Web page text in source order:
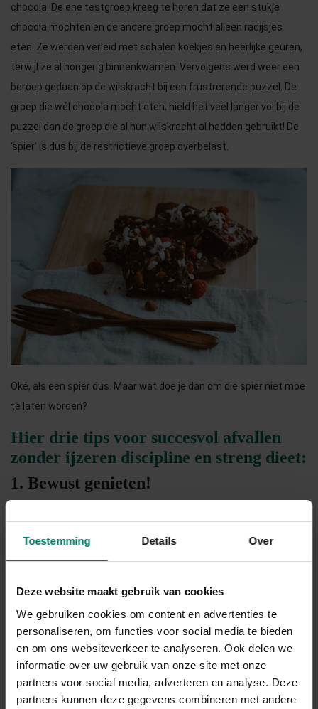
Toestemming Details Over
Deze website maakt gebruik van cookies
We gebruiken cookies om content en advertenties te
personaliseren, om functies voor social media te bieden
en om ons websiteverkeer te analyseren. Ook delen we
informatie over uw gebruik van onze site met onze
partners voor social media, adverteren en analyse. Deze
partners kunnen deze gegevens combineren met andere
chocola. De ene testgroep kreeg te horen dat ze een stukje
chocola mochten en de andere groep mocht alleen radijsjes
eten. Ze werden verleid met schalen koekjes en heerlijke geuren,
terwijl ze al hongerig binnenkwamen. Vervolgens werd weer een
beroep gedaan op de wilskracht bij een frustrerende puzzel. De
groep die wél chocola mocht eten, hield het veel langer vol bij de
puzzel dan de groep die al hun wilskracht al hadden gebruikt! De
‘spier’ is dus bij de restrictieve groep overbelast.
Oké, als een spier dus. Maar wat doe je dan om die spier niet moe
te laten worden?
Hier drie tips voor succesvol afvallen
zonder ijzeren discipline en streng dieet:
1. Bewust genieten!
slim gebruik maakt van diezelfde wilskracht. Handig daarvoor
minder voedzaams eet dat voor jou echt een 10 is. Mocht je in
een situatie komen waar je weet dat je veel verleidingen gaat
hebben, zoals bijvoorbeeld een verjaardag, plan je BG in!
Spreek met jezelf af
dat je de lekkere stokbroodjes wél neemt,
maar de borrelnootjes laat staan. Weet je dat je een dag op pad
moet langs allemaal lekkere winkels en restaurants, plan ‘s